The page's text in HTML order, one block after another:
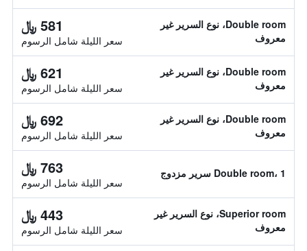
Double room، نوع السرير غير
معروف
581 ﷼
سعر الليلة شامل الرسوم
Double room، نوع السرير غير
معروف
621 ﷼
سعر الليلة شامل الرسوم
Double room، نوع السرير غير
معروف
692 ﷼
سعر الليلة شامل الرسوم
Double room، 1 سرير مزدوج 763 ﷼
سعر الليلة شامل الرسوم
Superior room، نوع السرير غير
معروف
443 ﷼
سعر الليلة شامل الرسوم